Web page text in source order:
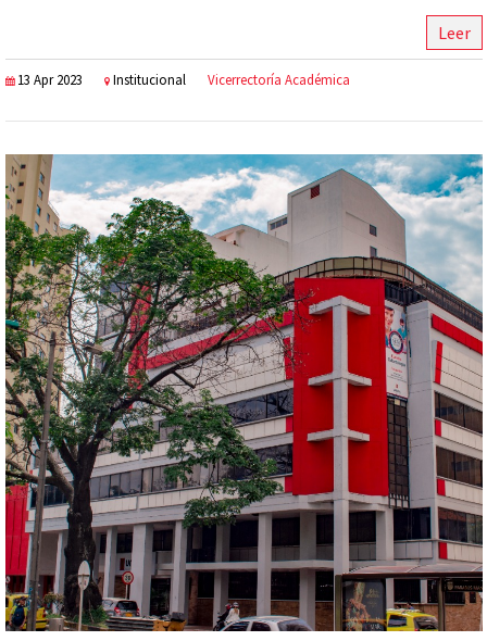
Leer
13 Apr 2023 Institucional Vicerrectoría Académica